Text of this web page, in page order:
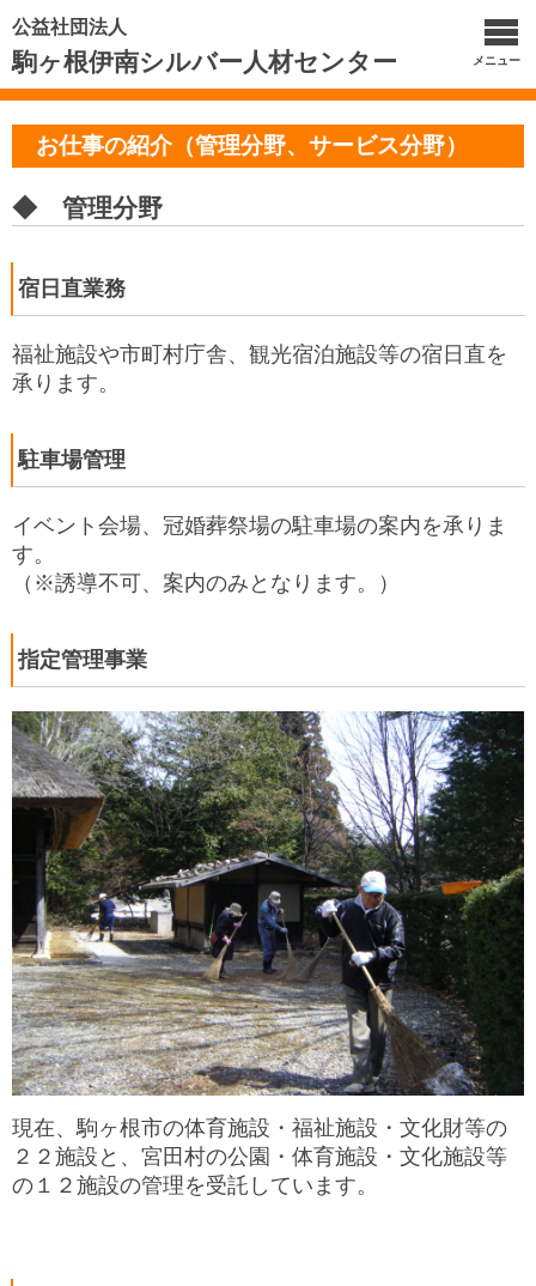
公益社団法人
駒ヶ根伊南シルバー人材センター メニュー
お仕事の紹介（管理分野、サービス分野）
◆ 管理分野
宿日直業務
福祉施設や市町村庁舎、観光宿泊施設等の宿日直を
承ります。
駐車場管理
イベント会場、冠婚葬祭場の駐車場の案内を承りま
す。
（※誘導不可、案内のみとなります。）
指定管理事業
現在、駒ヶ根市の体育施設・福祉施設・文化財等の
２２施設と、宮田村の公園・体育施設・文化施設等
の１２施設の管理を受託しています。